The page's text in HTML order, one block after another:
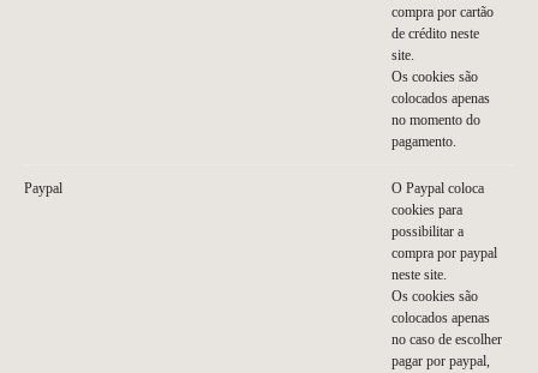
compra por cartão
de crédito neste
site.
Os cookies são
colocados apenas
no momento do
pagamento.
Paypal
O Paypal coloca
cookies para
possibilitar a
compra por paypal
neste site.
Os cookies são
colocados apenas
no caso de escolher
pagar por paypal,